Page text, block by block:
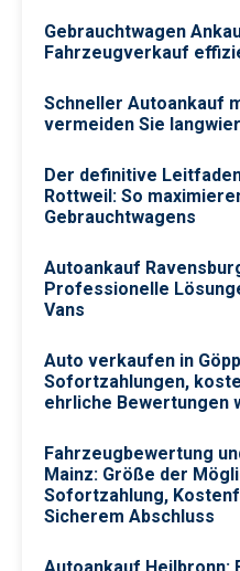
Gebrauchtwagen
Fahrzeugverkauf
Schneller Autoankauf
vermeiden Sie
Der definitive
Rottweil: So
Gebrauchtwagens
Autoankauf
Professionelle
Vans
Auto verkaufen in
Sofortzahlungen,
ehrliche Bewertungen
Fahrzeugbewertung
Mainz: Größe der
Sofortzahlung,
Sicherem Abschluss
Autoankauf Heilbronn: